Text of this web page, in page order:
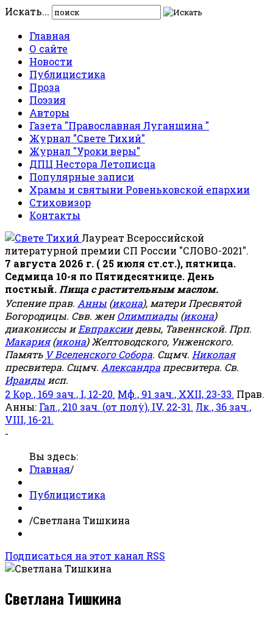
Искать...
Главная
О сайте
Новости
Публицистика
Проза
Поэзия
Авторы
Газета "Православная Луганщина "
Журнал "Свете Тихий"
Журнал "Уроки веры"
ДПЦ Нестора Летописца
Популярные записи
Храмы и святыни Ровеньковской епархии
Стиховизор
Контакты
Лауреат Всероссийской
литературной премии СП России "СЛОВО-2021".
7 августа 2026 г. ( 25 июля ст.ст.), пятница.
Седмица 10-я по Пятидесятнице. День
постный. Пища с растительным маслом.
Успение прав. Анны (икона), матери Пресвятой
Богородицы. Свв. женОлимпиады (икона)
диакониссы иЕвпраксиидевы, Тавеннской. Прп.
Макария(икона) Желтоводского, Унженского.
Память V Вселенского Собора. Сщмч. Николая
пресвитера. Сщмч. Александра пресвитера. Св.
Ираиды исп.
2 Кор., 169 зач., I, 12-20. Мф., 91 зач., XXII, 23-33. Прав.
Анны: Гал., 210 зач. (от полу́), IV, 22-31. Лк., 36 зач.,
VIII, 16-21.
-
Вы здесь:
Главная/
Публицистика
/Светлана Тишкина
Подписаться на этот канал RSS
Светлана Тишкина